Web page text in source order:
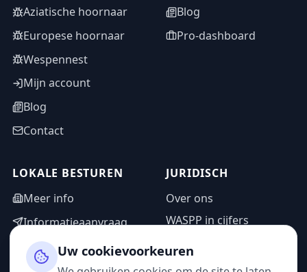
Aziatische hoornaar
Europese hoornaar
Wespennest
Mijn account
Blog
Contact
Blog
Pro-dashboard
LOKALE BESTUREN
Meer info
Informatieaanvraag
Adminzone
JURIDISCH
Over ons
WASPP in cijfers
Privacybeleid
Uw cookievoorkeuren